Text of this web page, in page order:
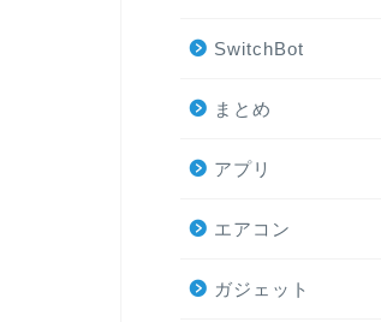
SwitchBot
まとめ
アプリ
エアコン
ガジェット